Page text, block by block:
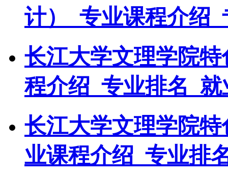
计）_专业课程介绍
长江大学文理学院
程介绍_专业排名_
长江大学文理学院
业课程介绍_专业排